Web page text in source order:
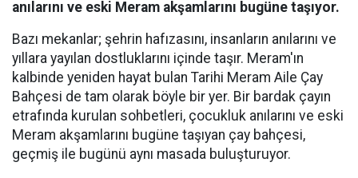
anılarını ve eski Meram akşamlarını bugüne taşıyor.
Bazı mekanlar; şehrin hafızasını, insanların anılarını ve
yıllara yayılan dostluklarını içinde taşır. Meram'ın
kalbinde yeniden hayat bulan Tarihi Meram Aile Çay
Bahçesi de tam olarak böyle bir yer. Bir bardak çayın
etrafında kurulan sohbetleri, çocukluk anılarını ve eski
Meram akşamlarını bugüne taşıyan çay bahçesi,
geçmiş ile bugünü aynı masada buluşturuyor.